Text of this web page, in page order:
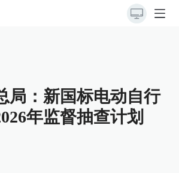
局：新国标电动自行
年监督抽查计划